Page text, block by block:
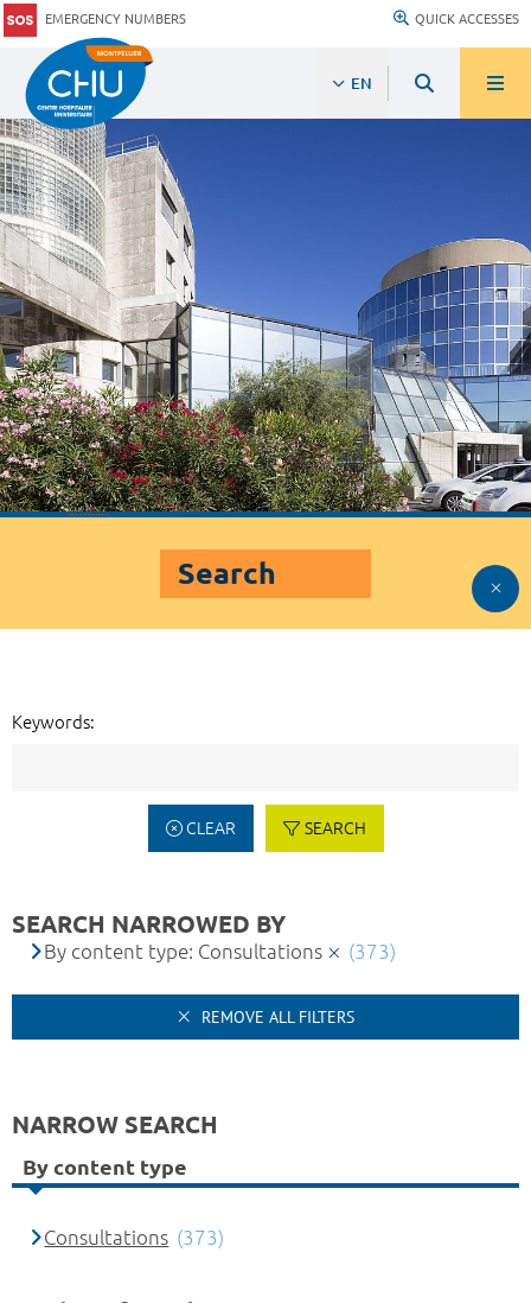
EMERGENCY NUMBERS QUICK ACCESSES
EN
Search
Keywords:
CLEAR SEARCH
SEARCH NARROWED BY
By content type: Consultations (373)
REMOVE ALL FILTERS
NARROW SEARCH
By content type
Consultations (373)